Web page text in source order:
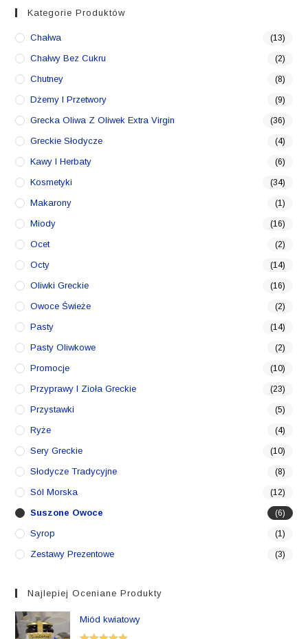
Kategorie Produktów
Chałwa (13)
Chałwy Bez Cukru (2)
Chutney (8)
Dżemy I Przetwory (9)
Grecka Oliwa Z Oliwek Extra Virgin (36)
Greckie Słodycze (4)
Kawy I Herbaty (6)
Kosmetyki (34)
Makarony (1)
Miody (16)
Ocet (2)
Octy (14)
Oliwki Greckie (16)
Owoce Świeże (2)
Pasty (14)
Pasty Oliwkowe (2)
Promocje (10)
Przyprawy I Zioła Greckie (23)
Przystawki (5)
Ryże (4)
Sery Greckie (10)
Słodycze Tradycyjne (8)
Sól Morska (12)
Suszone Owoce (6)
Syrop (1)
Zestawy Prezentowe (3)
Najlepiej Oceniane Produkty
Miód kwiatowy